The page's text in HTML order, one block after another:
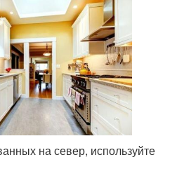
на север, используйте